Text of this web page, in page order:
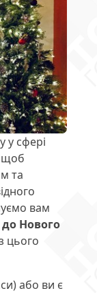
у сфері
щоб
та
вам
Нового
цього
або ви є